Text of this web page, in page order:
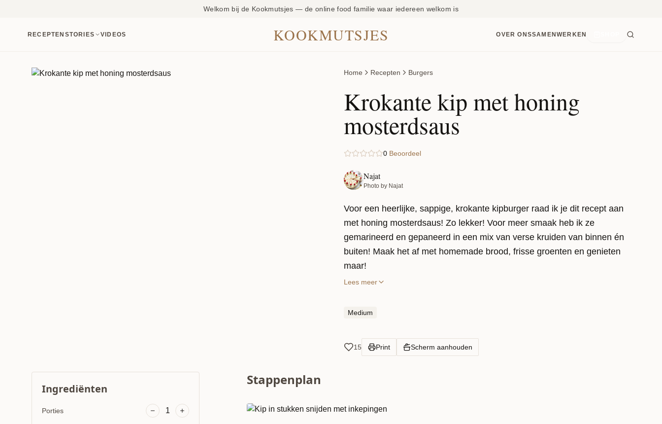
Welkom bij de Kookmutsjes — de online food familie waar iedereen welkom is
RECEPTEN STORIES VIDEOS KOOKMUTSJES OVER ONSSAMENWERKEN
Home Recepten Burgers
Krokante kip met honing
mosterdsaus
0 Beoordeel
Najat
Photo by Najat
Voor een heerlijke, sappige, krokante kipburger raad ik je dit recept aan
met honing mosterdsaus! Zo lekker! Voor meer smaak heb ik ze
gemarineerd en gepaneerd in een mix van verse kruiden van binnen én
buiten! Maak het af met homemade brood, frisse groenten en genieten
maar!
Lees meer
Medium
15 Print Scherm aanhouden
Ingrediënten
Porties 1
Stappenplan